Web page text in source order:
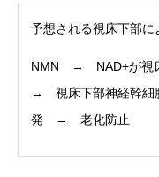
予想される視床下部
NMN → NAD+が視
→ 視床下部神経幹細
発 → 老化防止